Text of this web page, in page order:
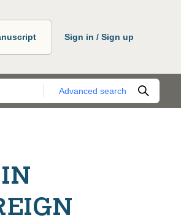
Sign in / Sign up
Advanced search